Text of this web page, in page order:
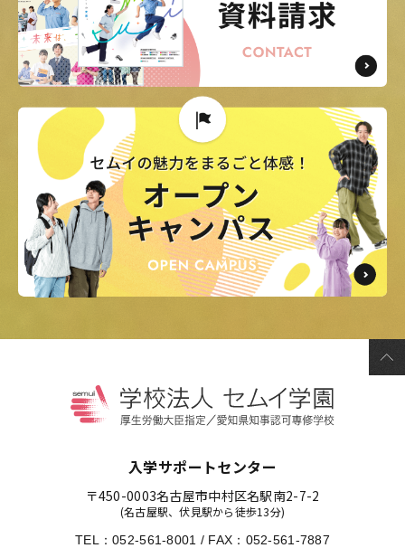
入学サポートセンター
〒450-0003名古屋市中村区名駅南2-7-2
(名古屋駅、伏見駅から徒歩13分)
TEL：052-561-8001 / FAX：052-561-7887